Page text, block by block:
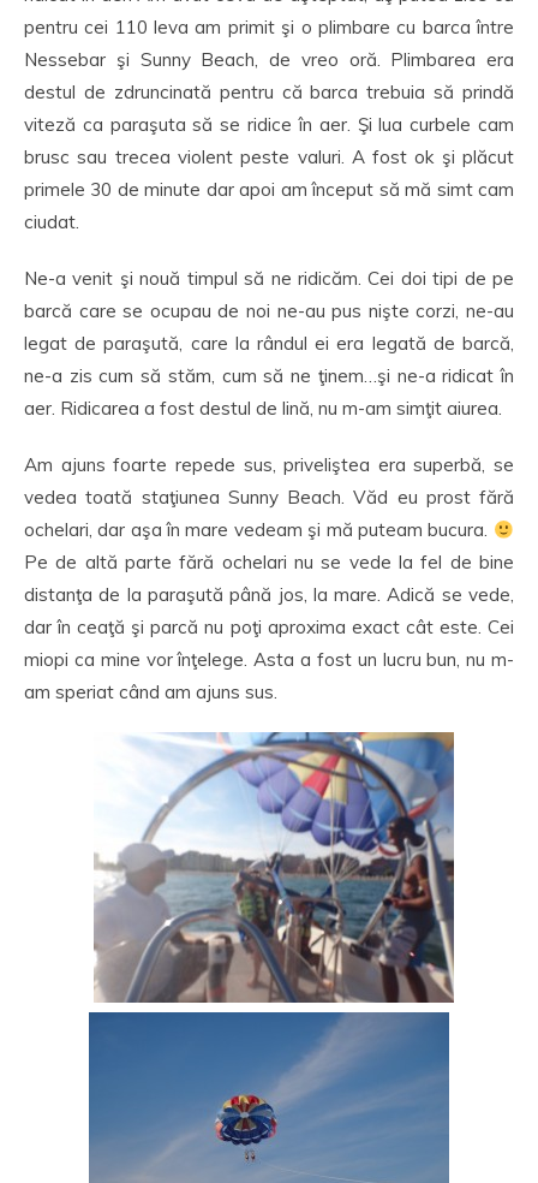
pentru cei 110 leva am primit şi o plimbare cu barca între
Nessebar şi Sunny Beach, de vreo oră. Plimbarea era
destul de zdruncinată pentru că barca trebuia să prindă
viteză ca paraşuta să se ridice în aer. Şi lua curbele cam
brusc sau trecea violent peste valuri. A fost ok şi plăcut
primele 30 de minute dar apoi am început să mă simt cam
ciudat.
Ne-a venit şi nouă timpul să ne ridicăm. Cei doi tipi de pe
barcă care se ocupau de noi ne-au pus nişte corzi, ne-au
legat de paraşută, care la rândul ei era legată de barcă,
ne-a zis cum să stăm, cum să ne ţinem…şi ne-a ridicat în
aer. Ridicarea a fost destul de lină, nu m-am simţit aiurea.
Am ajuns foarte repede sus, priveliştea era superbă, se
vedea toată staţiunea Sunny Beach. Văd eu prost fără
ochelari, dar aşa în mare vedeam şi mă puteam bucura.
Pe de altă parte fără ochelari nu se vede la fel de bine
distanţa de la paraşută până jos, la mare. Adică se vede,
dar în ceaţă şi parcă nu poţi aproxima exact cât este. Cei
miopi ca mine vor înţelege. Asta a fost un lucru bun, nu m-
am speriat când am ajuns sus.